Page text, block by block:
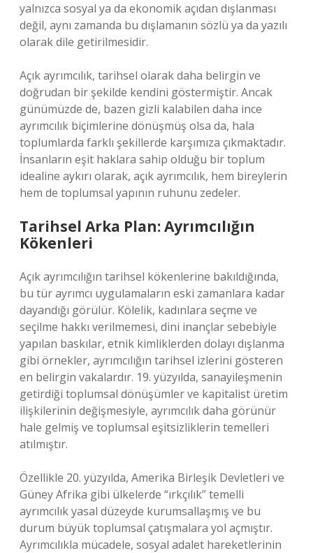
yalnızca sosyal ya da ekonomik açıdan dışlanması
değil, aynı zamanda bu dışlamanın sözlü ya da yazılı
olarak dile getirilmesidir.
Açık ayrımcılık, tarihsel olarak daha belirgin ve
doğrudan bir şekilde kendini göstermiştir. Ancak
günümüzde de, bazen gizli kalabilen daha ince
ayrımcılık biçimlerine dönüşmüş olsa da, hala
toplumlarda farklı şekillerde karşımıza çıkmaktadır.
İnsanların eşit haklara sahip olduğu bir toplum
idealine aykırı olarak, açık ayrımcılık, hem bireylerin
hem de toplumsal yapının ruhunu zedeler.
Tarihsel Arka Plan: Ayrımcılığın
Kökenleri
Açık ayrımcılığın tarihsel kökenlerine bakıldığında,
bu tür ayrımcı uygulamaların eski zamanlara kadar
dayandığı görülür. Kölelik, kadınlara seçme ve
seçilme hakkı verilmemesi, dini inançlar sebebiyle
yapılan baskılar, etnik kimliklerden dolayı dışlanma
gibi örnekler, ayrımcılığın tarihsel izlerini gösteren
en belirgin vakalardır. 19. yüzyılda, sanayileşmenin
getirdiği toplumsal dönüşümler ve kapitalist üretim
ilişkilerinin değişmesiyle, ayrımcılık daha görünür
hale gelmiş ve toplumsal eşitsizliklerin temelleri
atılmıştır.
Özellikle 20. yüzyılda, Amerika Birleşik Devletleri ve
Güney Afrika gibi ülkelerde “ırkçılık” temelli
ayrımcılık yasal düzeyde kurumsallaşmış ve bu
durum büyük toplumsal çatışmalara yol açmıştır.
Ayrımcılıkla mücadele, sosyal adalet hareketlerinin